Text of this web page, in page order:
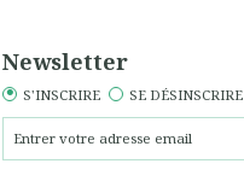
Newsletter
S'INSCRIRE SE DÉSINSCRIRE